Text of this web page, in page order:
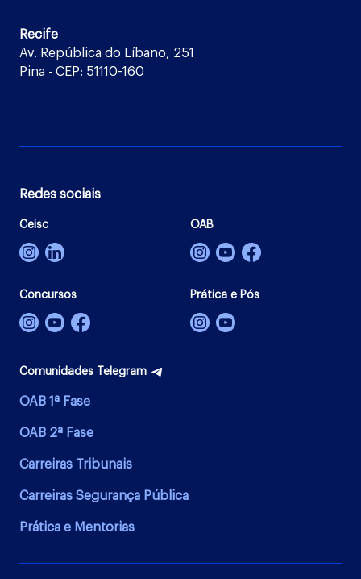
Recife
Av. República do Líbano, 251
Pina - CEP: 51110-160
Redes sociais
Ceisc OAB
Concursos Prática e Pós
Comunidades Telegram
OAB 1ª Fase
OAB 2ª Fase
Carreiras Tribunais
Carreiras Segurança Pública
Prática e Mentorias